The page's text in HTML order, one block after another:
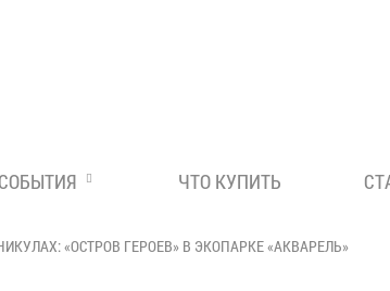
СОБЫТИЯ ЧТО КУПИТЬ
«ОСТРОВ ГЕРОЕВ» В ЭКОПАРКЕ «АКВАРЕЛЬ»